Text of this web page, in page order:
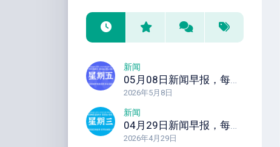
新闻
05月08日新闻早报，每天60秒读懂全世界！
2026年5月8日
新闻
04月29日新闻早报，每天60秒读懂全世界！
2026年4月29日